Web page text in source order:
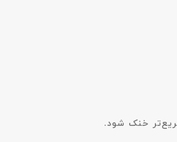
خنک شود.